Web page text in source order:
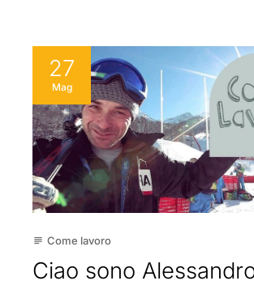
27
Mag
subject Come lavoro
Ciao sono